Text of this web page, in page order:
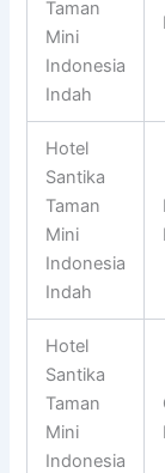
Taman
Mini
Indonesia
Indah
Hotel
Santika
Taman
Mini
Indonesia
Indah
Hotel
Santika
Taman
Mini
Indonesia